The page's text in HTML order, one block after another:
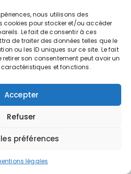
nous utilisons des
cookies pour stocker et/ou accéder
Le fait de consentir à ces
de traiter des données telles que le
ou les ID uniques sur ce site. Le fait
son consentement peut avoir un
et fonctions.
Accepter
Refuser
préférences
légales